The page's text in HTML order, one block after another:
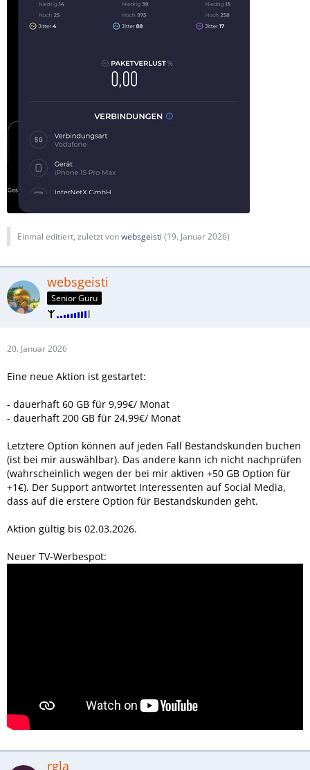
Einmal editiert, zuletzt vonwebsgeisti (19. Januar 2026)
websgeisti
Senior Guru
20. Januar 2026
Eine neue Aktion ist gestartet:
- dauerhaft 60 GB für 9,99€/ Monat
- dauerhaft 200 GB für 24,99€/ Monat
Letztere Option können auf jeden Fall Bestandskunden buchen
(ist bei mir auswählbar). Das andere kann ich nicht nachprüfen
(wahrscheinlich wegen der bei mir aktiven +50 GB Option für
+1€). Der Support antwortet Interessenten auf Social Media,
dass auf die erstere Option für Bestandskunden geht.
Aktion gültig bis 02.03.2026.
Neuer TV-Werbespot:
rgla